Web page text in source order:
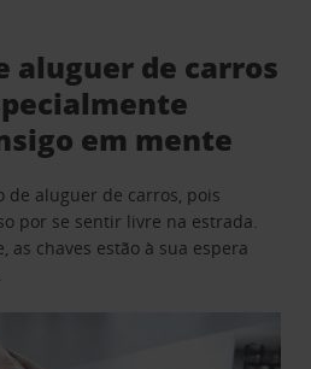
aluguer de carros
em mente
de aluguer de carros, pois
por se sentir livre na estrada.
as chaves estão à sua espera